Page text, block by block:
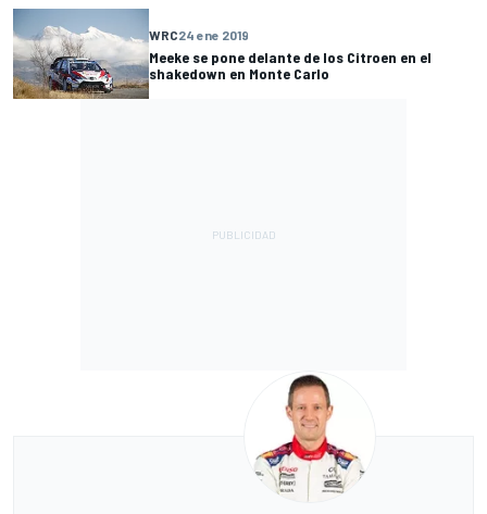
WRC24 ene 2019
Meeke se pone delante de los Citroen en el
shakedown en Monte Carlo